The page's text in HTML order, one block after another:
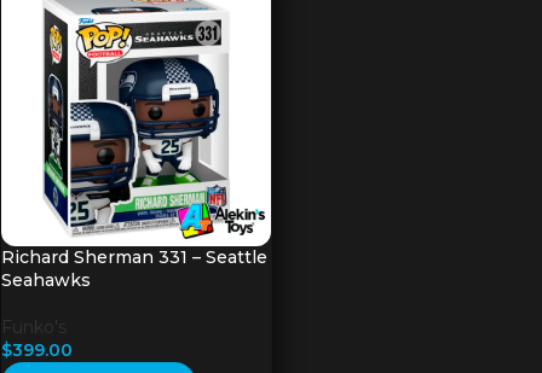
Richard Sherman 331 – Seattle
Seahawks
Funko's
$399.00